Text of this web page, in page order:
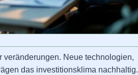
Neue technologien,
das investitionsklima nachhaltig.